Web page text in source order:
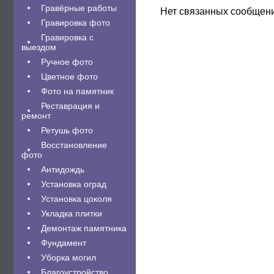
Гравëрные работы
Гравировка фото
Гравировка с
выездом
Ручное фото
Цветное фото
Фото на памятник
Реставрация и
ремонт
Ретушь фото
Восстановление
фото
Антидождь
Установка оград
Установка цоколя
Укладка плитки
Демонтаж памятника
Фундамент
Уборка могил
Нет связанных